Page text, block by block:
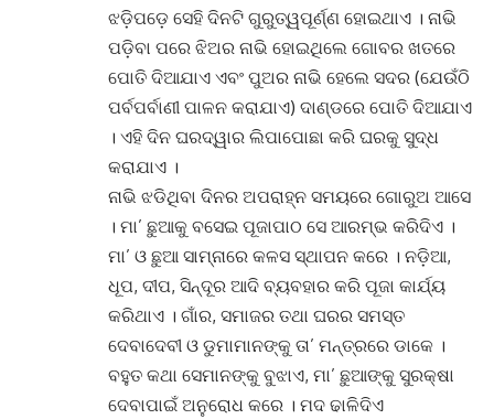
ଝଡ଼ିପଡ଼େ ସେହି ଦିନଟି ଗୁରୁତ୍ୱପୂର୍ଣ୍ଣ ହୋଇଥାଏ । ନାଭି
ପଡ଼ିବା ପରେ ଝିଅର ନାଭି ହୋଇଥିଲେ ଗୋବର ଖତରେ
ପୋତି ଦିଆଯାଏ ଏବଂ ପୁଅର ନାଭି ହେଲେ ସଦର (ଯେଉଁଠି
ପର୍ବପର୍ବାଣୀ ପାଳନ କରାଯାଏ) ଦାଣ୍ଡରେ ପୋତି ଦିଆଯାଏ
। ଏହି ଦିନ ଘରଦ୍ୱାର ଲିପାପୋଛା କରି ଘରକୁ ସୁଦ୍ଧ
କରାଯାଏ ।
ନାଭି ଝଡିଥିବା ଦିନର ଅପରାହ୍ନ ସମୟରେ ଗୋରୁଅ ଆସେ
। ମା’ ଛୁଆକୁ ବସେଇ ପୂଜାପାଠ ସେ ଆରମ୍ଭ କରିଦିଏ ।
ମା’ ଓ ଛୁଆ ସାମ୍‌ନାରେ କଳସ ସ୍ଥାପନ କରେ । ନଡ଼ିଆ,
ଧୂପ, ଦୀପ, ସିନ୍ଦୂର ଆଦି ବ୍ୟବହାର କରି ପୂଜା କାର୍ଯ୍ୟ
କରିଥାଏ । ଗାଁର, ସମାଜର ତଥା ଘରର ସମସ୍ତ
ଦେବାଦେବୀ ଓ ଡୁମାମାନଙ୍କୁ ତା’ ମନ୍ତ୍ରରେ ଡାକେ ।
ବହୁତ କଥା ସେମାନଙ୍କୁ ବୁଝାଏ, ମା’ ଛୁଆଙ୍କୁ ସୁରକ୍ଷା
ଦେବାପାଇଁ ଅନୁରୋଧ କରେ । ମଦ ଢାଳିଦିଏ